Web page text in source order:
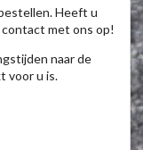
Heeft u
met ons op!
naar de
voor u is.